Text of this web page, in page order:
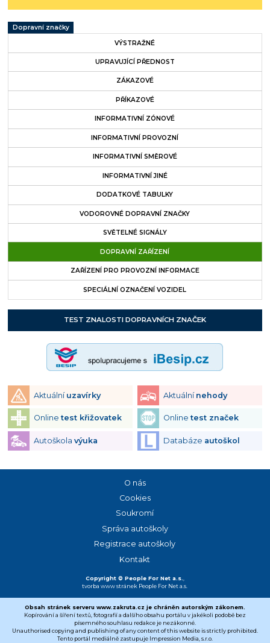
Dopravní značky
VÝSTRAŽNÉ
UPRAVUJÍCÍ PŘEDNOST
ZÁKAZOVÉ
PŘÍKAZOVÉ
INFORMATIVNÍ ZÓNOVÉ
INFORMATIVNÍ PROVOZNÍ
INFORMATIVNÍ SMĚROVÉ
INFORMATIVNÍ JINÉ
DODATKOVÉ TABULKY
VODOROVNÉ DOPRAVNÍ ZNAČKY
SVĚTELNÉ SIGNÁLY
DOPRAVNÍ ZAŘÍZENÍ
ZAŘÍZENÍ PRO PROVOZNÍ INFORMACE
SPECIÁLNÍ OZNAČENÍ VOZIDEL
TEST ZNALOSTI DOPRAVNÍCH ZNAČEK
Aktuální uzavírky Aktuální nehody
Onlinetest křižovatek Onlinetest značek
Autoškola výuka Databáze autoškol
Copyright © People For Net a.s.
tvorba www stránek People For Net a.s.
O nás
Cookies
Soukromí
Správa autoškoly
Registrace autoškoly
Kontakt
Obsah stránek serveru www.zakruta.cz je chráněn autorským zákonem.
Kopírování a šíření textů, fotografií a dalšího obsahu portálu v jakékoli podobě bez
písemného souhlasu redakce je nezákonné.
Unauthorised copying and publishing of any content of this website is strictly prohibited.
Tento portál mediálně zastupuje Impression Media, s.r.o.